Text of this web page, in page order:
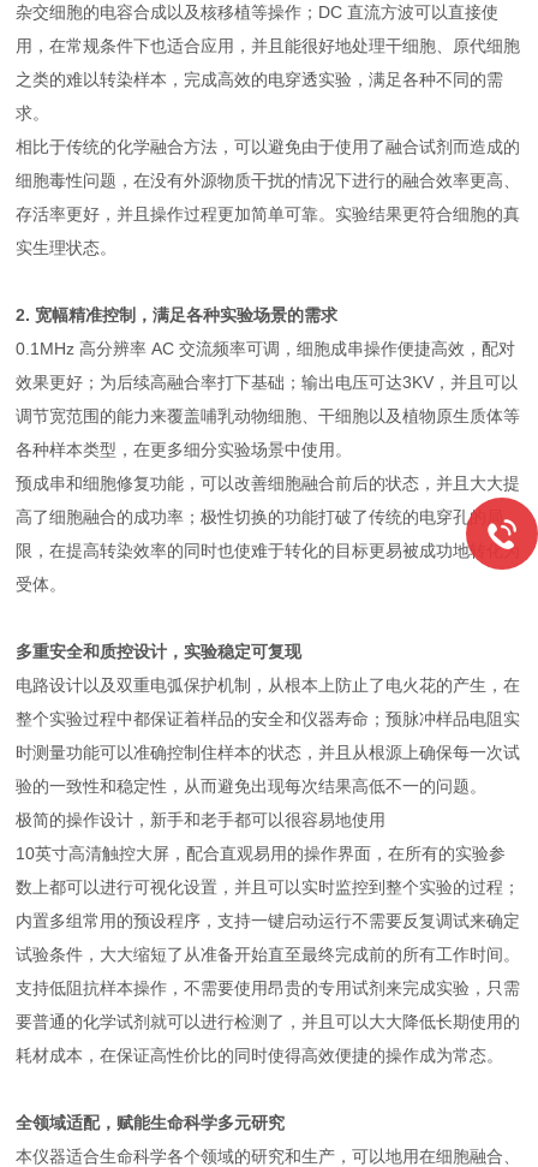
杂交细胞的电容合成以及核移植等操作；DC 直流方波可以直接使
用，在常规条件下也适合应用，并且能很好地处理干细胞、原代细胞
之类的难以转染样本，完成高效的电穿透实验，满足各种不同的需
求。
相比于传统的化学融合方法，可以避免由于使用了融合试剂而造成的
细胞毒性问题，在没有外源物质干扰的情况下进行的融合效率更高、
存活率更好，并且操作过程更加简单可靠。实验结果更符合细胞的真
实生理状态。
2. 宽幅精准控制，满足各种实验场景的需求
0.1MHz 高分辨率 AC 交流频率可调，细胞成串操作便捷高效，配对
效果更好；为后续高融合率打下基础；输出电压可达3KV，并且可以
调节宽范围的能力来覆盖哺乳动物细胞、干细胞以及植物原生质体等
各种样本类型，在更多细分实验场景中使用。
预成串和细胞修复功能，可以改善细胞融合前后的状态，并且大大提
高了细胞融合的成功率；极性切换的功能打破了传统的电穿孔的局
限，在提高转染效率的同时也使难于转化的目标更易被成功地转化为
受体。
多重安全和质控设计，实验稳定可复现
电路设计以及双重电弧保护机制，从根本上防止了电火花的产生，在
整个实验过程中都保证着样品的安全和仪器寿命；预脉冲样品电阻实
时测量功能可以准确控制住样本的状态，并且从根源上确保每一次试
验的一致性和稳定性，从而避免出现每次结果高低不一的问题。
极简的操作设计，新手和老手都可以很容易地使用
10英寸高清触控大屏，配合直观易用的操作界面，在所有的实验参
数上都可以进行可视化设置，并且可以实时监控到整个实验的过程；
内置多组常用的预设程序，支持一键启动运行不需要反复调试来确定
试验条件，大大缩短了从准备开始直至最终完成前的所有工作时间。
支持低阻抗样本操作，不需要使用昂贵的专用试剂来完成实验，只需
要普通的化学试剂就可以进行检测了，并且可以大大降低长期使用的
耗材成本，在保证高性价比的同时使得高效便捷的操作成为常态。
全领域适配，赋能生命科学多元研究
本仪器适合生命科学各个领域的研究和生产，可以地用在细胞融合、